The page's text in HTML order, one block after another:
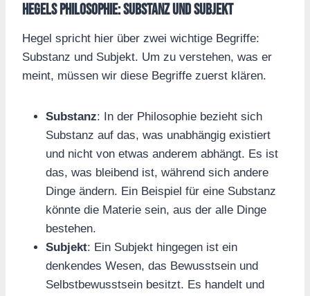
Hegels Philosophie: Substanz und Subjekt
Hegel spricht hier über zwei wichtige Begriffe:
Substanz und Subjekt. Um zu verstehen, was er
meint, müssen wir diese Begriffe zuerst klären.
Substanz: In der Philosophie bezieht sich
Substanz auf das, was unabhängig existiert
und nicht von etwas anderem abhängt. Es ist
das, was bleibend ist, während sich andere
Dinge ändern. Ein Beispiel für eine Substanz
könnte die Materie sein, aus der alle Dinge
bestehen.
Subjekt: Ein Subjekt hingegen ist ein
denkendes Wesen, das Bewusstsein und
Selbstbewusstsein besitzt. Es handelt und